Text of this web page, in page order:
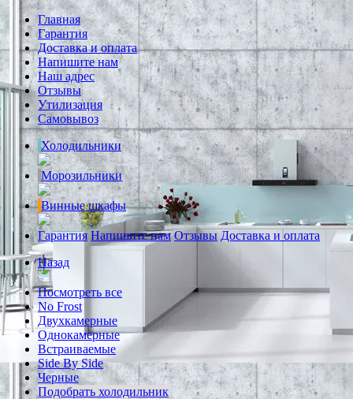
Главная
Гарантия
Доставка и оплата
Напишите нам
Наш адрес
Отзывы
Утилизация
Самовывоз
Холодильники
Морозильники
Винные шкафы
Гарантия Напишите нам Отзывы Доставка и оплата
Назад
Посмотреть все
No Frost
Двухкамерные
Однокамерные
Встраиваемые
Side By Side
Черные
Подобрать холодильник